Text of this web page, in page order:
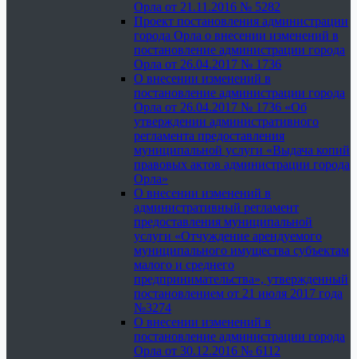
Орла от 21.11.2016 № 5282
Проект постановления администрации
города Орла о внесении изменений в
постановление администрации города
Орла от 26.04.2017 № 1736
О внесении изменений в
постановление администрации города
Орла от 26.04.2017 № 1736 «Об
утверждении административного
регламента предоставления
муниципальной услуги «Выдача копий
правовых актов администрации города
Орла»
О внесении изменений в
административный регламент
предоставления муниципальной
услуги «Отчуждение арендуемого
муниципального имущества субъектам
малого и среднего
предпринимательства», утвержденный
постановлением от 21 июля 2017 года
№3274
О внесении изменений в
постановление администрации города
Орла от 30.12.2016 № 6112